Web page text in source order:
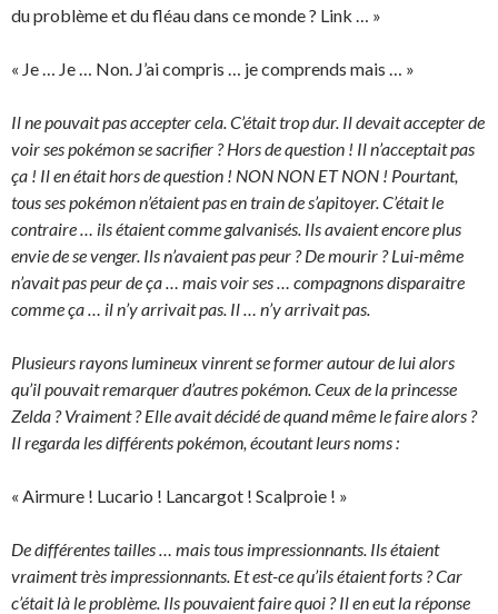
du problème et du fléau dans ce monde ? Link … »
« Je … Je … Non. J’ai compris … je comprends mais … »
Il ne pouvait pas accepter cela. C’était trop dur. Il devait accepter de
voir ses pokémon se sacrifier ? Hors de question ! Il n’acceptait pas
ça ! Il en était hors de question ! NON NON ET NON ! Pourtant,
tous ses pokémon n’étaient pas en train de s’apitoyer. C’était le
contraire … ils étaient comme galvanisés. Ils avaient encore plus
envie de se venger. Ils n’avaient pas peur ? De mourir ? Lui-même
n’avait pas peur de ça … mais voir ses … compagnons disparaitre
comme ça … il n’y arrivait pas. Il … n’y arrivait pas.
Plusieurs rayons lumineux vinrent se former autour de lui alors
qu’il pouvait remarquer d’autres pokémon. Ceux de la princesse
Zelda ? Vraiment ? Elle avait décidé de quand même le faire alors ?
Il regarda les différents pokémon, écoutant leurs noms :
« Airmure ! Lucario ! Lancargot ! Scalproie ! »
De différentes tailles … mais tous impressionnants. Ils étaient
vraiment très impressionnants. Et est-ce qu’ils étaient forts ? Car
c’était là le problème. Ils pouvaient faire quoi ? Il en eut la réponse